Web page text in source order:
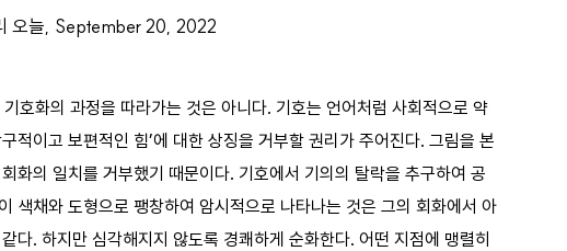
오늘, September 20, 2022
호화의 과정을 따라가는 것은 아니다. 기호는 언어처럼 사회적으로 약
적이고 보편적인 힘’에 대한 상징을 거부할 권리가 주어진다. 그림을 본
화의 일치를 거부했기 때문이다. 기호에서 기의의 탈락을 추구하여 공
색채와 도형으로 팽창하여 암시적으로 나타나는 것은 그의 회화에서 아
다. 하지만 심각해지지 않도록 경쾌하게 순화한다. 어떤 지점에 맹렬히